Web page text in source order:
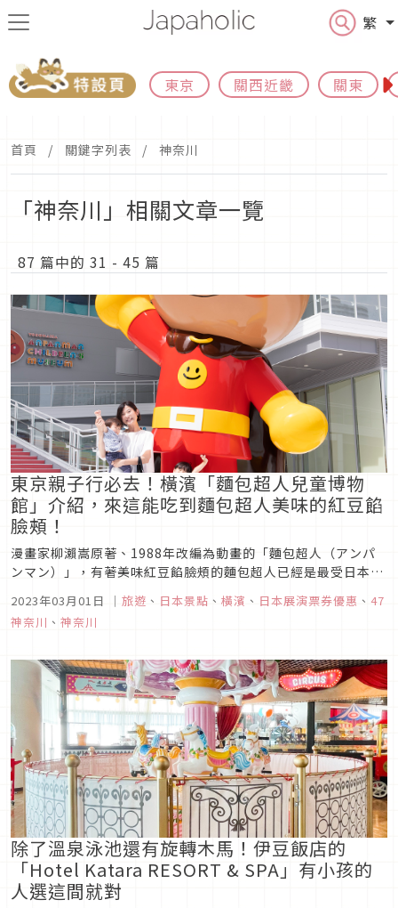
繁
東京 關西近畿 關東
首頁 關鍵字列表 神奈川
「神奈川」相關文章一覽
87 篇中的 31 - 45 篇
東京親子行必去！橫濱「麵包超人兒童博物
館」介紹，來這能吃到麵包超人美味的紅豆餡
臉頰！
漫畫家柳瀨嵩原著、1988年改編為動畫的「麵包超人（アンパ
ンマン）」，有著美味紅豆餡臉頰的麵包超人已經是最受日本兒
（横浜アンパンマンこどもミュージアム）」在2019年重新開
幕，也是親子家庭到了橫濱必訪的景點之一。
2023年03月01日 ｜ 旅遊 、 日本景點 、 橫濱 、 日本展演票券優惠 、 47
神奈川 、 神奈川
除了溫泉泳池還有旋轉木馬！伊豆飯店的
「Hotel Katara RESORT & SPA」有小孩的
人選這間就對